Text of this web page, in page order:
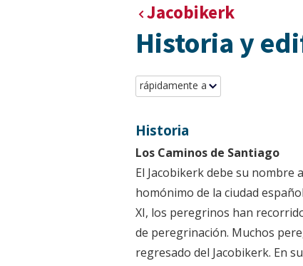
Jacobikerk
Historia y
rápidamente a
Historia
Los Caminos de Santiago
El Jacobikerk debe su nombre
homónimo de la ciudad
XI, los peregrinos han
de peregrinación. Muchos
regresado del Jacobikerk. En